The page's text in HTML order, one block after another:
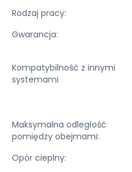
Rodzaj pracy:
Gwarancja:
Kompatybilność z innymi
systemami
Maksymalna odległość
pomiędzy obejmami:
Opór cieplny: